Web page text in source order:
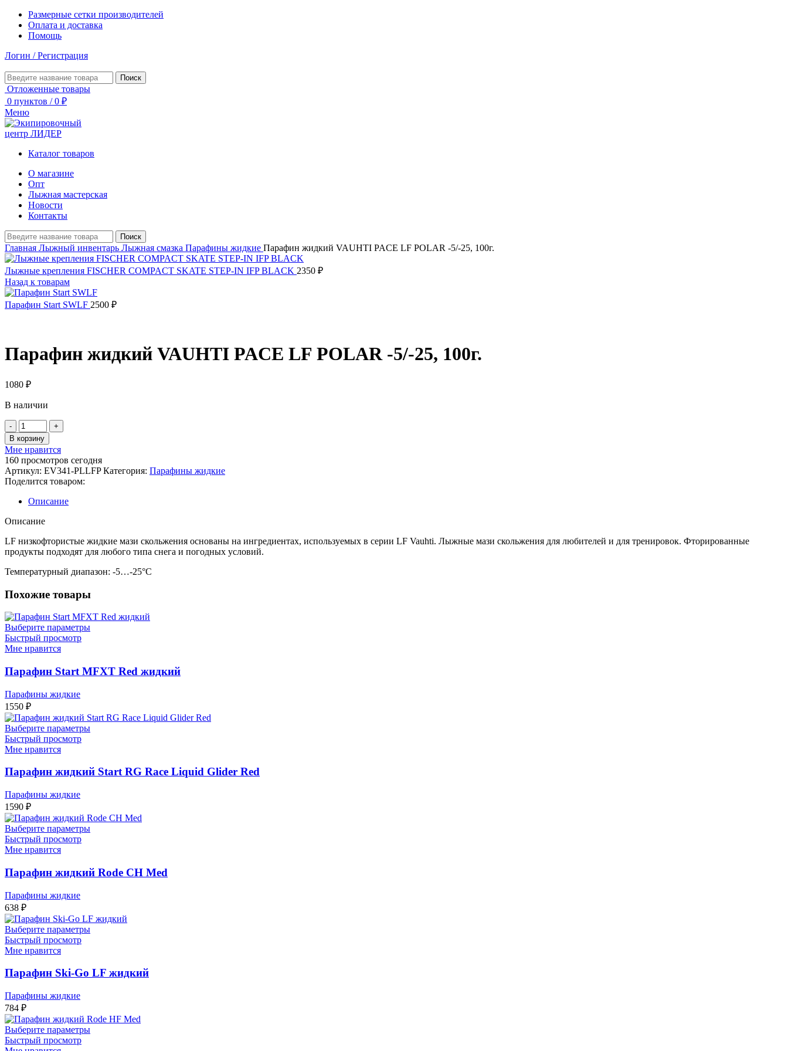
Размерные сетки производителей
Оплата и доставка
Помощь
Логин / Регистрация
Поиск
Отложенные товары
0 пунктов / 0 ₽
Меню
Каталог товаров
О магазине
Опт
Лыжная мастерская
Новости
Контакты
Поиск
Главная Лыжный инвентарь Лыжная смазка Парафины жидкие Парафин жидкий VAUHTI PACE LF POLAR -5/-25, 100г.
Лыжные крепления FISCHER COMPACT SKATE STEP-IN IFP BLACK 2350 ₽
Назад к товарам
Парафин Start SWLF 2500 ₽
Парафин жидкий VAUHTI PACE LF POLAR -5/-25, 100г.
1080 ₽
В наличии
Количество
товара
Парафин
жидкий
VAUHTI
PACE
LF
POLAR
-5/-25,
100г.
В корзину
Мне нравится
160 просмотров сегодня
Артикул: EV341-PLLFPКатегория: Парафины жидкие
Поделится товаром:
Описание
Описание
LF низкофтористые жидкие мази скольжения основаны на ингредиентах, используемых в серии LF Vauhti. Лыжные мази скольжения для любителей и для тренировок. Фторированные
продукты подходят для любого типа снега и погодных условий.
Температурный диапазон: -5…-25°С
Похожие товары
Выберите параметры
Быстрый просмотр
Мне нравится
Парафин Start MFXT Red жидкий
Парафины жидкие
1550 ₽
Выберите параметры
Быстрый просмотр
Мне нравится
Парафин жидкий Start RG Race Liquid Glider Red
Парафины жидкие
1590 ₽
Выберите параметры
Быстрый просмотр
Мне нравится
Парафин жидкий Rode CH Med
Парафины жидкие
638 ₽
Выберите параметры
Быстрый просмотр
Мне нравится
Парафин Ski-Go LF жидкий
Парафины жидкие
784 ₽
Выберите параметры
Быстрый просмотр